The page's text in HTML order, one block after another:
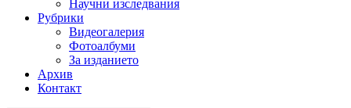
Научни изследвания
Рубрики
Видеогалерия
Фотоалбуми
За изданието
Архив
Контакт